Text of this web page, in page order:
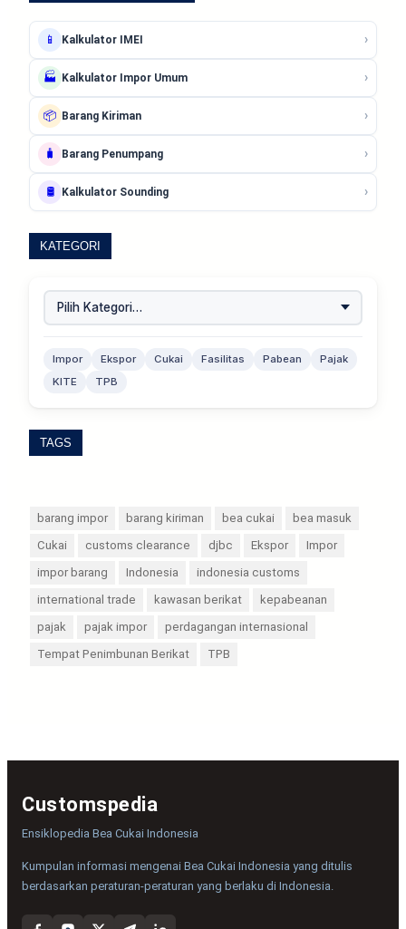
📱 Kalkulator IMEI ›
🏭 Kalkulator Impor Umum ›
📦 Barang Kiriman ›
🧳 Barang Penumpang ›
🛢️ Kalkulator Sounding ›
KATEGORI
Impor Ekspor Cukai Fasilitas Pabean
Pajak
KITE
TPB
TAGS
barang impor barang kiriman bea cukai
bea masuk
Cukai
customs clearance djbc Ekspor
Impor
impor barang
Indonesia
indonesia customs
international trade
kawasan berikat
kepabeanan
pajak
pajak impor
perdagangan internasional
Tempat Penimbunan Berikat
TPB
Customspedia
Ensiklopedia Bea Cukai Indonesia
Kumpulan informasi mengenai Bea Cukai Indonesia yang ditulis
berdasarkan peraturan-peraturan yang berlaku di Indonesia.